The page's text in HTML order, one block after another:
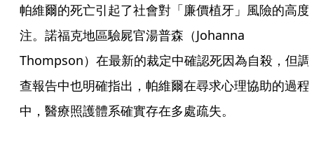
帕維爾的死亡引起了社會對「廉價植牙」風險的高度
注。諾福克地區驗屍官湯普森（Johanna
Thompson）在最新的裁定中確認死因為自殺，但調
查報告中也明確指出，帕維爾在尋求心理協助的過程
中，醫療照護體系確實存在多處疏失。